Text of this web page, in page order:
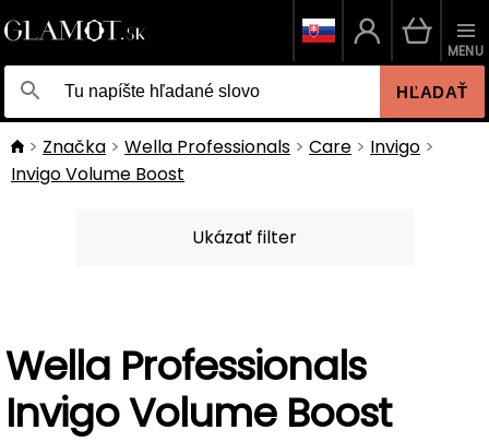
HĽADAŤ
MENU
Značka Wella Professionals Care
Invigo
Invigo Volume Boost
Ukázať filter
Wella Professionals
Invigo Volume Boost